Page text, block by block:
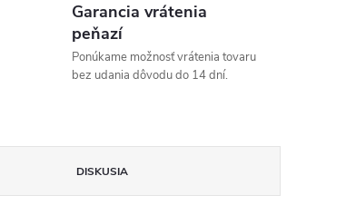
Garancia vrátenia
peňazí
Ponúkame možnosť vrátenia tovaru
bez udania dôvodu do 14 dní.
DISKUSIA